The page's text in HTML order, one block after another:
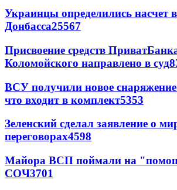
Украинцы определились насчет
Донбасса25567
Присвоение средств
Коломойского направлено в суд
ВСУ получили новое снаряжение
что входит в комплект5353
Зеленский сделал заявление о
переговорах4598
Майора ВСП поймали на
СОЧ3701